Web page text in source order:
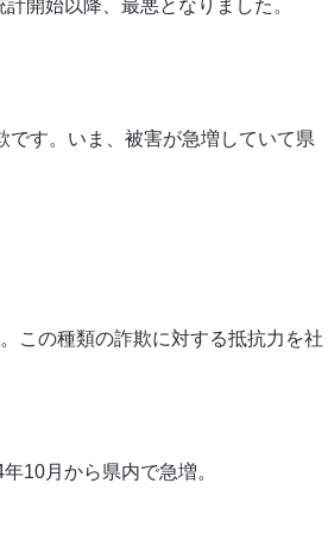
開始以降、最悪となりました。
です。いま、被害が急増していて県
この種類の詐欺に対する抵抗力を社
10月から県内で急増。